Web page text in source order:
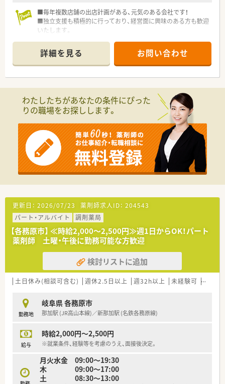
■産育休の取得実績多数
■育児休業は最大3年間の取得が可能、育児休職からの復帰率
「98.6％」です。
■育児時短勤務は、最大3時間の時間短縮する事ができ、お子様
が小学校卒業する迄取得が可能です。
■社割制度で日々のお買い物をお得にできます♪
◇◆企業について◆◇
OTCやシニアケア、漢方薬、健康食品といった健康に必要な商
品・サービス提供、クリニックの誘致など新たな取り組みも実施
しています。
■母体となるスーパーは業界最大手、国内トップクラスの企業で
安定感抜群!
■営業収益日本小売業No.1の安定している企業です。
■日本全国から海外まで出店している大手ショッピングモール
の中に調剤薬局を展開しています。
■面分業がメインのため、多くの医療機関から処方箋を応需して
いるので、薬の品目数も多く、幅広い知識・スキルを磨くことが
できます。
◇◆こんな方にオススメ◆◇
■患者様、お客様に対して丁寧に応対を心掛けている方
■幅広いキャリアパスから将来を選択したい方
→長期キャリア形成にお悩みの方、薬剤師としてプロフェッシ
ョナルを目指す事も、
ャリアパスがあります
※人事、店舗運営、新規店舗開発、商品開発等
■曜日時間などのシフトにはこだわりなく、定期的に連続休暇を
取りたい方（旅行好きな方など）
■毎年複数店舗の出店計画がある、元気のある会社です！
■独立支援も積極的に行っており、経営面に興味のある方も歓迎
いたします。
詳細を見る お問い合わせ
わたしたちがあなたの条件にぴった
りの職場をお探しします。
更新日： 2026/07/23 薬剤師求人ID： 204543
パート・アルバイト
調剤薬局
【各務原市】 ≪時給2,000～2,500円≫週1日からOK！パート
薬剤師 土曜・午後に勤務可能な方歓迎
検討リストに追加
土日休み(相談可含む) 週休2.5日以上 週32h以上 未経験可 ブラン
勤務地
岐阜県 各務原市
那加駅 (JR高山本線)／新那加駅 (名鉄各務原線)
給与
時給2,000円～2,500円
※就業条件、経験等を考慮のうえ、面接後決定。
月火水金 09:00～19:30
木 09:00～17:00
土 08:30～13:00